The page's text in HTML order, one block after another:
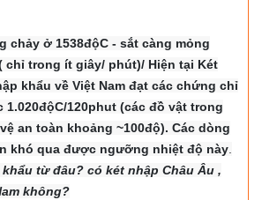
chảy ở 1538độC - sắt càng mỏng
chỉ trong ít giây/ phút)/ Hiện tại Két
khẩu về Việt Nam đạt các chứng chỉ
120phut (các đồ vật trong
an toàn khoảng ~100độ). Các dòng
khó qua được ngưỡng nhiệt độ này.
từ đâu? có két nhập Châu Âu ,
không?